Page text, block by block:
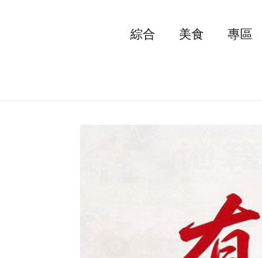
綜合 美食 專區